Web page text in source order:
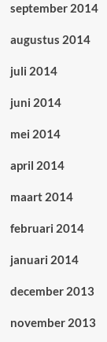
september 2014
augustus 2014
juli 2014
juni 2014
mei 2014
april 2014
maart 2014
februari 2014
januari 2014
december 2013
november 2013